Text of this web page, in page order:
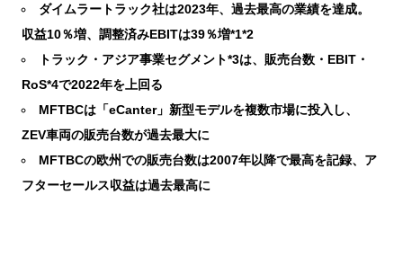
Canter EX
小型トラック
Fighter（販売終了モデ
中型トラック
Aero Star
産業用エンジン
全製品
クイックリンク
ボディビルダーポータルサイト
カタログ請求
ふそうの高品質調査 マテリアルラボ
三菱ふそう_ショップ
レスキューマニュアル・電池の回収・リサイクル
指定信用情報機関
FUSOパワーリース
FUSOマイレージリース
オートリース
オートローン
FUSO VALUE
ラフィットプラス
FUSOリース
FUSOリース カスタマーサポート
企業からのお知らせ
リコール情報
大型車脱輪事故防止活動について
企業情報
ふそうライフ
ダイムラートラック社は2023年、過去最高の業績を達成。
収益10％増、調整済みEBITは39％増*1*2
トラック・アジア事業セグメント*3は、販売台数・EBIT・
RoS*4で2022年を上回る
MFTBCは「eCanter」新型モデルを複数市場に投入し、
ZEV車両の販売台数が過去最大に
MFTBCの欧州での販売台数は2007年以降で最高を記録、ア
フターセールス収益は過去最高に